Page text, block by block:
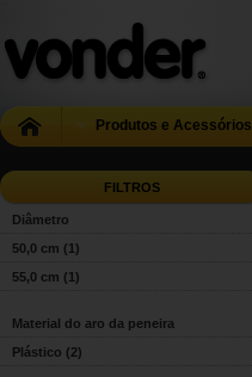
Produtos e Acessórios
FILTROS
Diâmetro
50,0 cm (1)
55,0 cm (1)
Material do aro da peneira
Plástico (2)